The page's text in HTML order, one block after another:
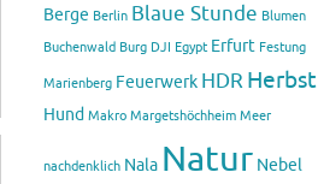
Berge Berlin Blaue Stunde Blumen
Buchenwald Burg DJI Egypt Erfurt Festung
Marienberg Feuerwerk HDRHerbst
Hund Makro Margetshöchheim Meer
nachdenklich Nala Natur Nebel